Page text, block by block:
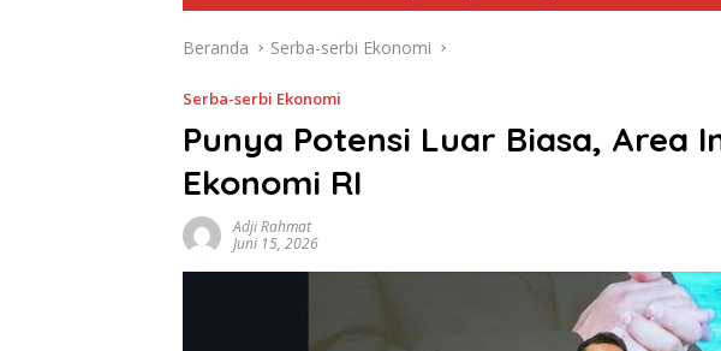
Beranda Serba-serbi Ekonomi
Serba-serbi Ekonomi
Punya Potensi Luar Biasa, Area
Ekonomi RI
Adji Rahmat
Juni 15, 2026